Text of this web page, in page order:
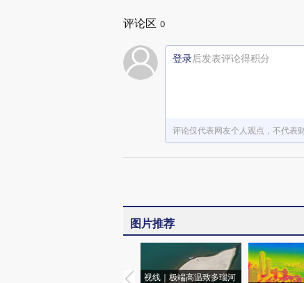
评论区 0
登录后发表评论得积分
评论仅代表网友个人观点，不代表
图片推荐
视线｜极端高温致多瑙河